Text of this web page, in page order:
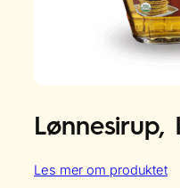
Lønnesirup,
Les mer om produktet: